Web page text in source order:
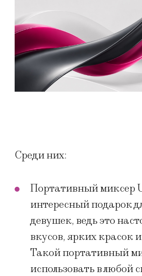
Среди них:
Портативный миксер
интересный подарок
девушек, ведь это
вкусов, ярких красок
Такой портативный
использовать в любой